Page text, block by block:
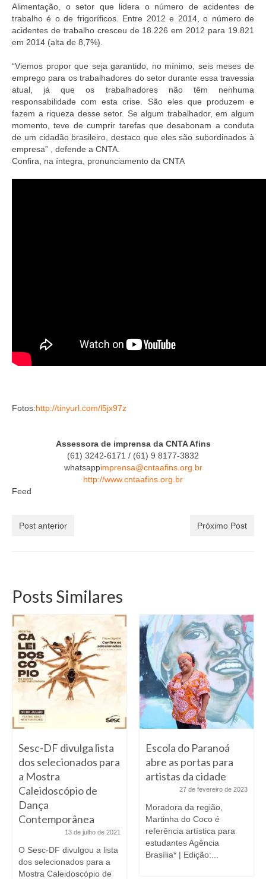
Alimentação, o setor que lidera o número de acidentes de
trabalho é o de frigoríficos. Entre 2012 e 2014, o número de
acidentes de trabalho cresceu de 18.226 em 2012 para 19.821
em 2014 (alta de 8,7%).
“Viemos propor que seja garantido, no mínimo, seis meses de
emprego para os trabalhadores do setor durante essa travessia
atual, já que os trabalhadores não têm nenhuma
responsabilidade com esta crise. São eles que produzem e
fazem a riqueza desse setor. Se algum trabalhador, em algum
momento, teve de cumprir tarefas que desabonam a conduta
de um cidadão brasileiro, destaco que eles são subordinados à
empresa” , defende a CNTA.
Confira, na íntegra, pronunciamento da CNTA
Fotos:http://tinyurl.com/l5jx97z
Assessora de imprensa da CNTA Afins
(61) 3242-6171 / (61) 9 8177-3832
whatsappimprensa@cntaafins.org.br
http://www.cntaafins.org.br
Feed
Post anterior Próximo Post
Posts Similares
Sesc-DF divulga lista
dos selecionados para
a Mostra
Caleidoscópio de
Dança
Contemporânea
13 de julho de 2021
O Sesc-DF divulgou a lista
dos selecionados para a
Mostra Caleidoscópio de
Escola do Paranoá
abre as portas para
artistas da cidade
27 de fevereiro de 2023
Moradora da região,
Martinha do Coco é
referência artística para
estudantes Agência
Brasília* | Edição:...